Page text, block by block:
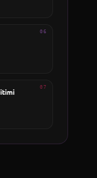
06
07